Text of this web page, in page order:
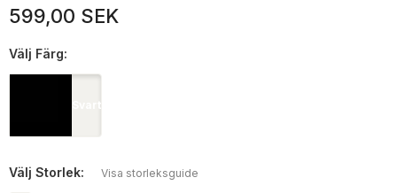
599,00 SEK
Välj Färg:
Svart
Välj Storlek: Visa storleksguide